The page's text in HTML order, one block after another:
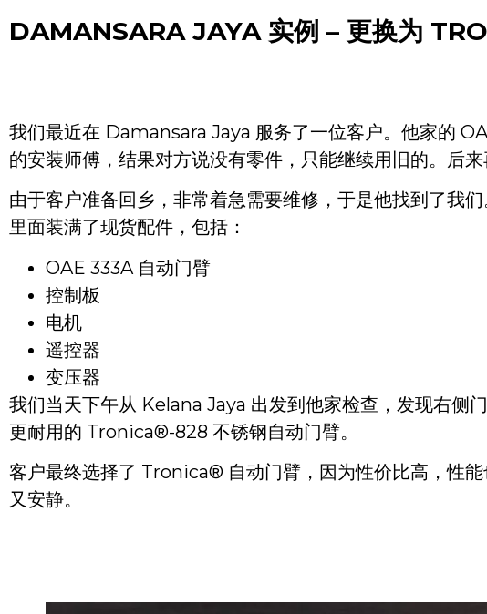
DAMANSARA JAYA 实例 – 更换为
我们最近在 Damansara Jaya 服务了一位客户。他家的
的安装师傅，结果对方说没有零件，只能继续用旧的。后来
由于客户准备回乡，非常着急需要维修，于是他找到了我
里面装满了现货配件，包括：
OAE 333A 自动门臂
控制板
电机
遥控器
变压器
我们当天下午从 Kelana Jaya 出发到他家检查，发现右侧
更耐用的 Tronica®-828 不锈钢自动门臂。
客户最终选择了 Tronica® 自动门臂，因为性价比高，性
又安静。